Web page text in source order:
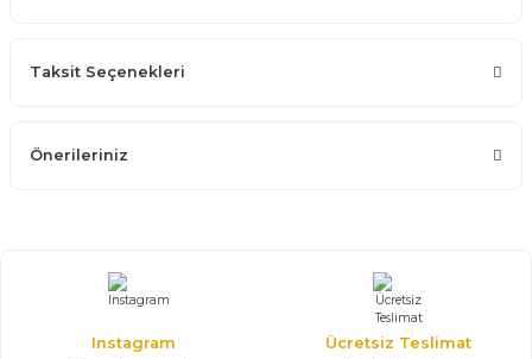
Taksit Seçenekleri
Önerileriniz
Instagram Ücretsiz Teslimat